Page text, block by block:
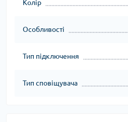
Колір
Особливості
Тип підключення
Тип сповіщувача